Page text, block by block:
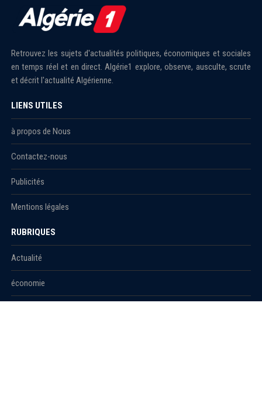
Retrouvez les sujets d'actualités politiques, économiques et sociales
en temps réel et en direct. Algérie1 explore, observe, ausculte, scrute
et décrit l'actualité Algérienne.
LIENS UTILES
à propos de Nous
Contactez-nous
Publicités
Mentions légales
RUBRIQUES
Actualité
économie